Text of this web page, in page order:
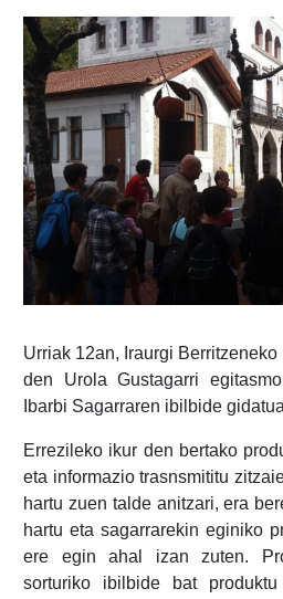
Urriak 12an, Iraurgi
den Urola Gustagarri
Ibarbi Sagarraren ibilbide
Errezileko ikur den bertako
eta informazio trasnsmititu
hartu zuen talde anitzari, era
hartu eta sagarrarekin eginiko
ere egin ahal izan zuten.
sorturiko ibilbide bat